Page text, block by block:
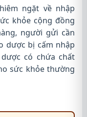
ngặt về nhập
khỏe cộng đồng
người gửi cần
dược bị cấm nhập
có chứa chất
sức khỏe thường